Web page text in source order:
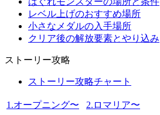
レベル上げのおすすめ場所
小さなメダルの入手場所
クリア後の解放要素とやり込み
ストーリー攻略
ストーリー攻略チャート
1.オープニング〜
2.ロマリア〜